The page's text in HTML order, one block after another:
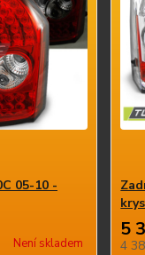
05-10 -
Není skladem
5
4